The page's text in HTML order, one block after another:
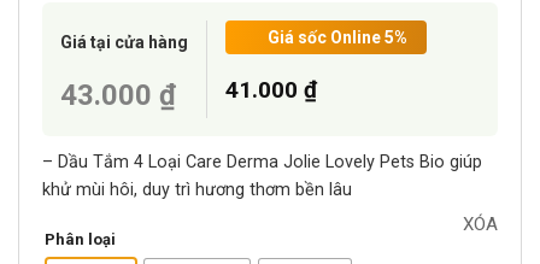
Giá tại cửa hàng
43.000 ₫
Giá sốc Online5%
41.000 ₫
– Dầu Tắm 4 Loại Care Derma Jolie Lovely Pets Bio giúp
khử mùi hôi, duy trì hương thơm bền lâu
Phân loại
XÓA